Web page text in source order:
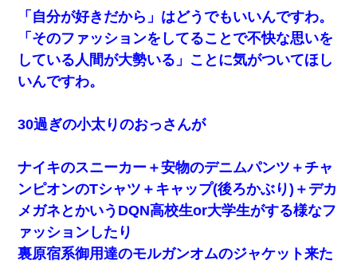
「自分が好きだから」はどうでもいいんですわ。
「そのファッションをしてることで不快な思いを
している人間が大勢いる」ことに気がついてほし
いんですわ。
30過ぎの小太りのおっさんが
ナイキのスニーカー＋安物のデニムパンツ＋チャ
ンピオンのTシャツ＋キャップ(後ろかぶり)＋デカ
メガネとかいうDQN高校生or大学生がする様なフ
ァッションしたり
裏原宿系御用達のモルガンオムのジャケット来た